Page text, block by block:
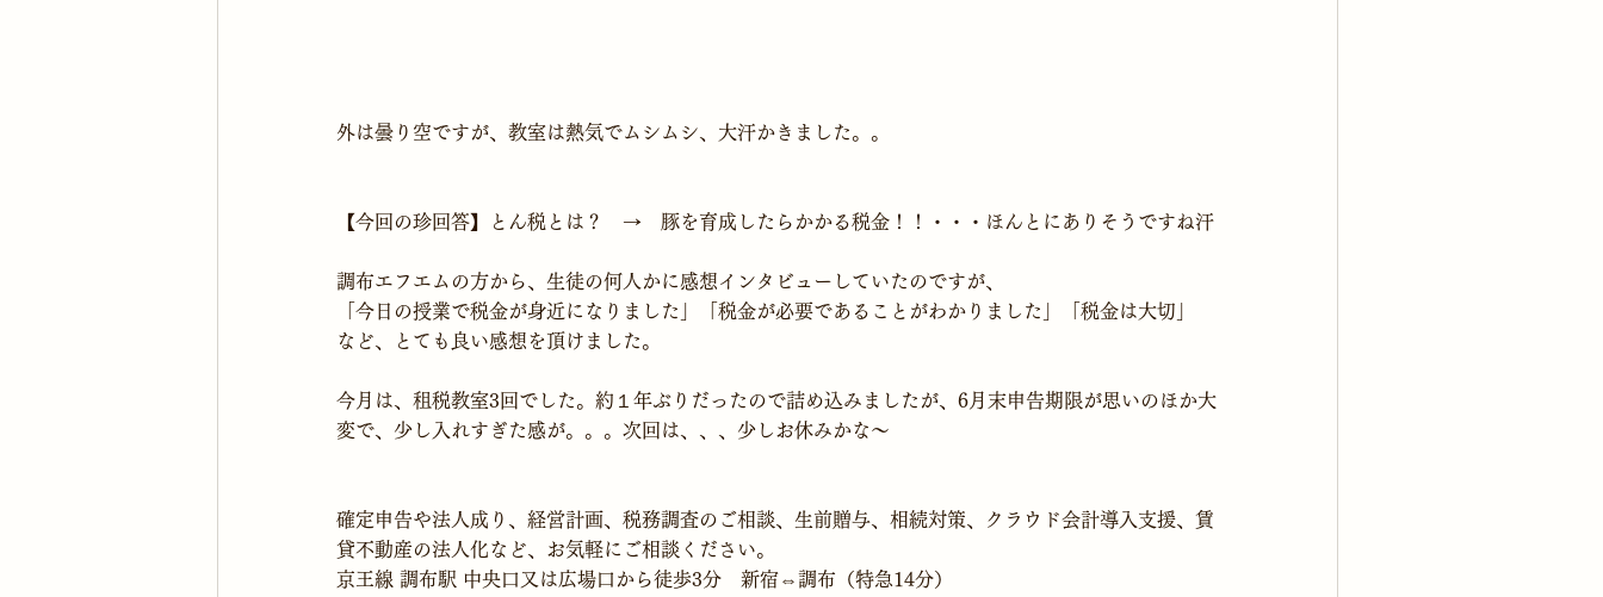
外は曇り空ですが、教室は熱気でムシムシ、大汗かきました。。
調布エフエムの方から、生徒の何人かに感想インタビューしていたのですが、
「今日の授業で税金が身近になりました」「税金が必要であることがわかりました」「税金は大切」
など、とても良い感想を頂けました。
今月は、租税教室3回でした。約１年ぶりだったので詰め込みましたが、6月末申告期限が思いのほか大
変で、少し入れすぎた感が。。。次回は、、、少しお休みかな～
確定申告や法人成り、経営計画、税務調査のご相談、生前贈与、相続対策、クラウド会計導入支援、賃
貸不動産の法人化など、お気軽にご相談ください。
京王線 調布駅 中央口又は広場口から徒歩3分　新宿⇔調布（特急14分）